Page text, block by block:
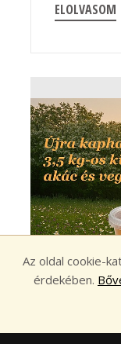
Az oldal cookie-
érdekében.
ELOLVASOM